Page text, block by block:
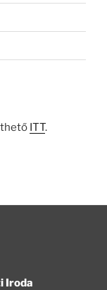
ITT.
Iroda